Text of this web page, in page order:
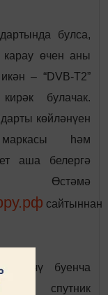
булса,
өчен аны
– “DVB-Т2”
булачак.
көйләнүен
һәм
аша белергә
сайтыннан
күчү буенча
спутник